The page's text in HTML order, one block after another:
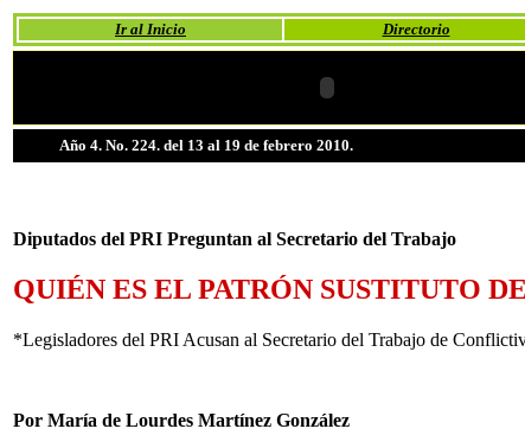
Ir al Inicio Directorio
Año 4. No. 224. del 13 al 19 de febrero 2010.
Diputados del PRI Preguntan al Secretario del Trabajo
QUIÉN ES EL PATRÓN SUSTITUTO
*Legisladores del PRI Acusan al Secretario del Trabajo de
Por María de Lourdes Martínez González